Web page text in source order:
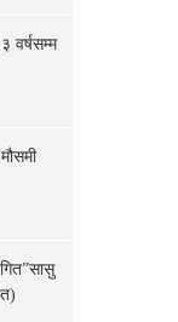
वर्षसम्म